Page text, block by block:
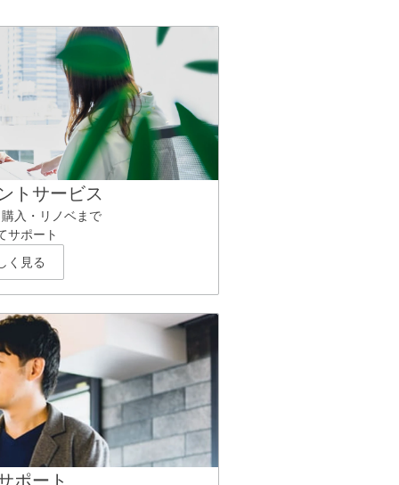
トサービス
入・リノベまで
サポート
く見る
ポート